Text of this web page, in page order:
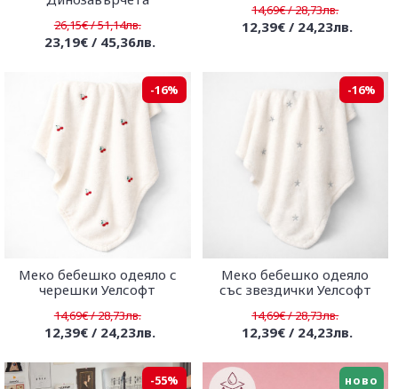
26,15€ / 51,14лв.
23,19€ / 45,36лв.
14,69€ / 28,73лв.
12,39€ / 24,23лв.
-16%
Меко бебешко одеяло с
черешки Уелсофт
14,69€ / 28,73лв.
12,39€ / 24,23лв.
-16%
Меко бебешко одеяло
със звездички Уелсофт
14,69€ / 28,73лв.
12,39€ / 24,23лв.
-55%
ново